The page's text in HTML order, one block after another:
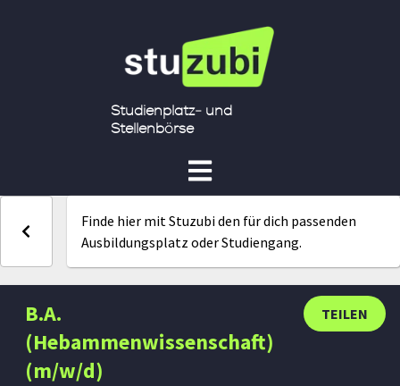
Studienplatz- und
Stellenbörse
Finde hier mit Stuzubi den für dich passenden
Ausbildungsplatz oder Studiengang.
TEILEN
B.A.
(Hebammenwissenschaft)
(m/w/d)